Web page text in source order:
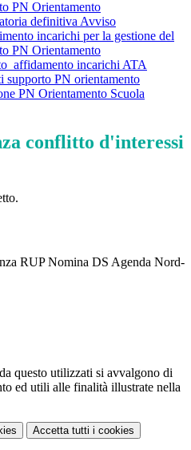
PN Orientamento
definitiva Avviso
incarichi per la gestione del
PN Orientamento
incarichi ATA
supporto PN orientamento
PN Orientamento Scuola
conflitto d'interessi
RUP Nomina DS Agenda Nord-
questo utilizzati si avvalgono di
ed utili alle finalità illustrate nella
Accetta tutti i cookies